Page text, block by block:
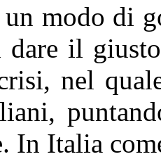
modo di
il
nel
In Italia